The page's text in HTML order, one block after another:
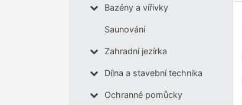
Bazény a vířivky
Saunování
Zahradní jezírka
Dílna a stavební technika
Ochranné pomůcky